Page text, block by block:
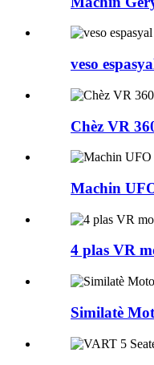
veso
Chèz VR
Machin
4 plas VR
Similatè